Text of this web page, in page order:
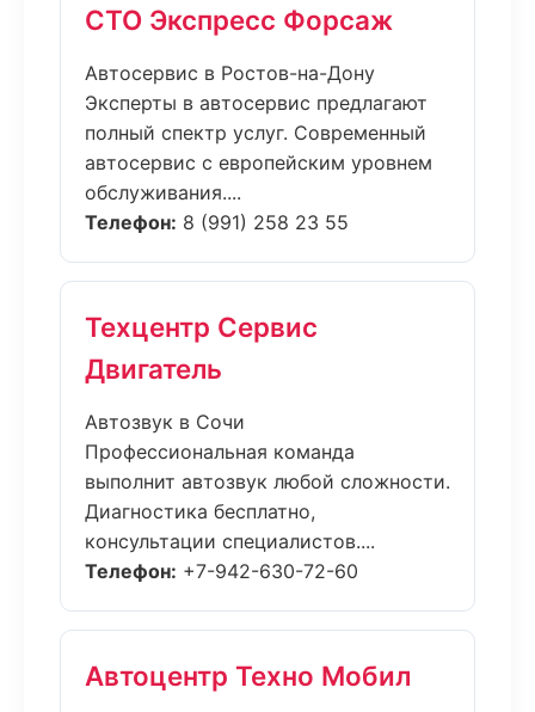
СТО Экспресс Форсаж
Автосервис в Ростов-на-Дону
Эксперты в автосервис предлагают
полный спектр услуг. Современный
автосервис с европейским уровнем
обслуживания....
Телефон: 8 (991) 258 23 55
Техцентр Сервис
Двигатель
Автозвук в Сочи
Профессиональная команда
выполнит автозвук любой сложности.
Диагностика бесплатно,
консультации специалистов....
Телефон: +7-942-630-72-60
Автоцентр Техно Мобил